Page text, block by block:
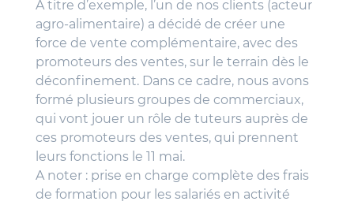
A titre d’exemple, l’un de nos clients (acteur
agro-alimentaire) a décidé de créer une
force de vente complémentaire, avec des
promoteurs des ventes, sur le terrain dès le
déconfinement. Dans ce cadre, nous avons
formé plusieurs groupes de commerciaux,
qui vont jouer un rôle de tuteurs auprès de
ces promoteurs des ventes, qui prennent
leurs fonctions le 11 mai.
A noter : prise en charge complète des frais
de formation pour les salariés en activité